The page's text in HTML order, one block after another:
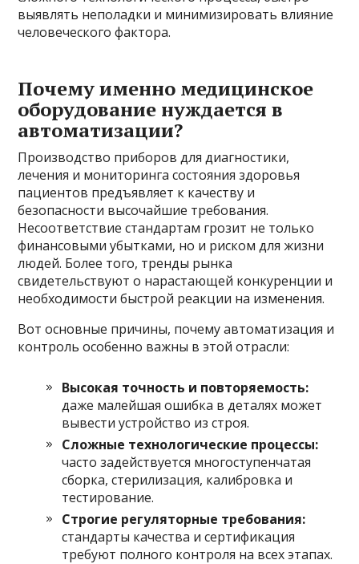
выявлять неполадки и минимизировать влияние
человеческого фактора.
Почему именно медицинское
оборудование нуждается в
автоматизации?
Производство приборов для диагностики,
лечения и мониторинга состояния здоровья
пациентов предъявляет к качеству и
безопасности высочайшие требования.
Несоответствие стандартам грозит не только
финансовыми убытками, но и риском для жизни
людей. Более того, тренды рынка
свидетельствуют о нарастающей конкуренции и
необходимости быстрой реакции на изменения.
Вот основные причины, почему автоматизация и
контроль особенно важны в этой отрасли:
Высокая точность и повторяемость:
даже малейшая ошибка в деталях может
вывести устройство из строя.
Сложные технологические процессы:
часто задействуется многоступенчатая
сборка, стерилизация, калибровка и
тестирование.
Строгие регуляторные требования:
стандарты качества и сертификация
требуют полного контроля на всех этапах.